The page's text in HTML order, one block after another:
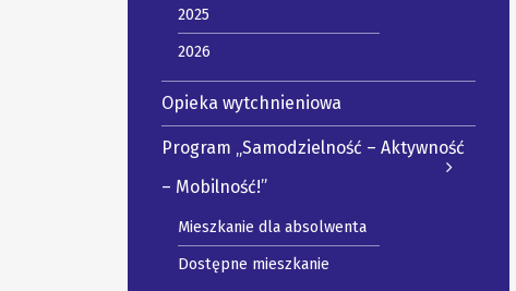
2025
2026
Opieka wytchnieniowa
Program „Samodzielność – Aktywność
– Mobilność!”
Mieszkanie dla absolwenta
Dostępne mieszkanie